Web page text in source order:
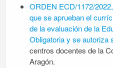
ORDEN ECD/1172/
que se aprueban el
de la evaluación de la
Obligatoria y se autoriza
centros docentes de la
Aragón.